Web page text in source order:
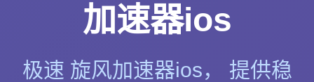
加速器ios
极速 旋风加速器ios， 提供稳